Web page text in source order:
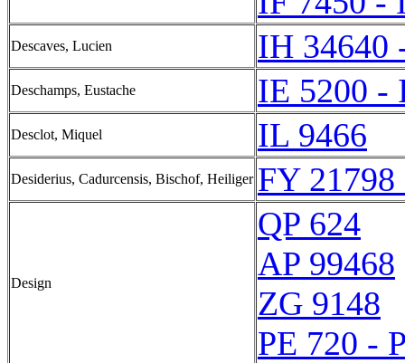
Descaves, Lucien IH 34640
Deschamps, Eustache IE 5200 -
Desclot, Miquel IL 9466
Desiderius, Cadurcensis, Bischof, Heiliger FY
Design
QP 624
AP 99468
ZG 9148
PE 720 -